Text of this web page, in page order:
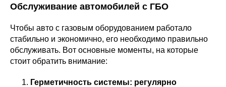
Обслуживание автомобилей с ГБО
Чтобы авто с газовым оборудованием работало
стабильно и экономично, его необходимо правильно
обслуживать. Вот основные моменты, на которые
стоит обратить внимание:
Герметичность системы: регулярно